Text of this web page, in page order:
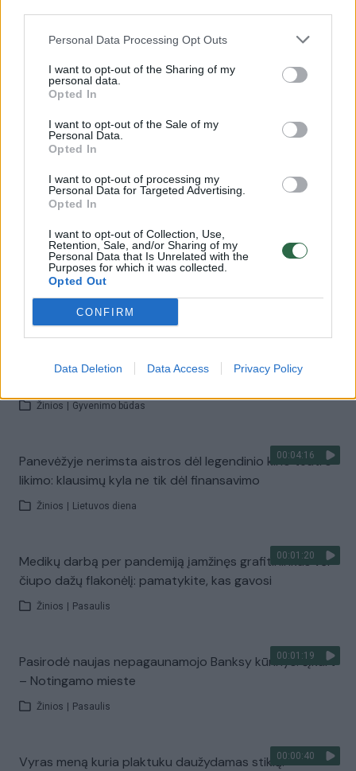
Personal Data Processing Opt Outs
I want to opt-out of the Sharing of my
personal data.
Opted In
I want to opt-out of the Sale of my
Personal Data.
Opted In
I want to opt-out of processing my
Personal Data for Targeted Advertising.
Opted In
I want to opt-out of Collection, Use,
Retention, Sale, and/or Sharing of my
Personal Data that Is Unrelated with the
Purposes for which it was collected.
Opted Out
CONFIRM
Data Deletion Data Access Privacy Policy
arka tapo meno objektu
Niujorko metro atsinaujino: garsus menininkas niūrią
vietą pavertė jaukia aplinka
Žinios | Pasaulis
00:03:15
Panevėžyje nelegaliai pasodintas medelis menininkui
gali atsieiti bauda iki 600 eurų
Lietuvos diena
Kinijos menininkas stebina originalumu – populiarumo
susilaukė išskirtinės D. Trumpo statulos
Žinios Gyvenimo būdas
00:04:16
Panevėžyje nerimsta aistros dėl legendinio kino teatro
likimo: klausimų kyla ne tik dėl finansavimo
Žinios Lietuvos diena
00:01:20
Medikų darbą per pandemiją įamžinęs grafitininkas vėl
čiupo dažų flakonėlį: pamatykite, kas gavosi
Žinios Pasaulis
00:01:19
Pasirodė naujas nepagaunamojo Banksy kūrinys: šįkart
– Notingamo mieste
Žinios Pasaulis
00:00:40
Vyras meną kuria plaktuku daužydamas stiklą: